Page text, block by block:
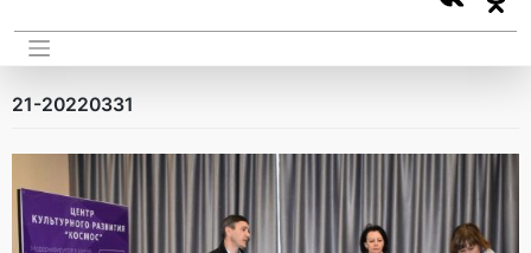
21-20220331